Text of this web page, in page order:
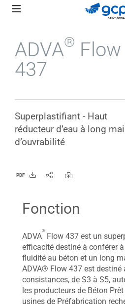
Skip
navigation
ADVA® Flow
437
Superplastifiant - Haut
réducteur d’eau à long
d’ouvrabilité
PDF
Fonction
ADVA
®
Flow 437 est un
efficacité destiné à conférer
fluidité au béton et un long
ADVA® Flow 437 est destiné
consistances, de S3 à S5,
les producteurs de Béton
usines de Préfabrication